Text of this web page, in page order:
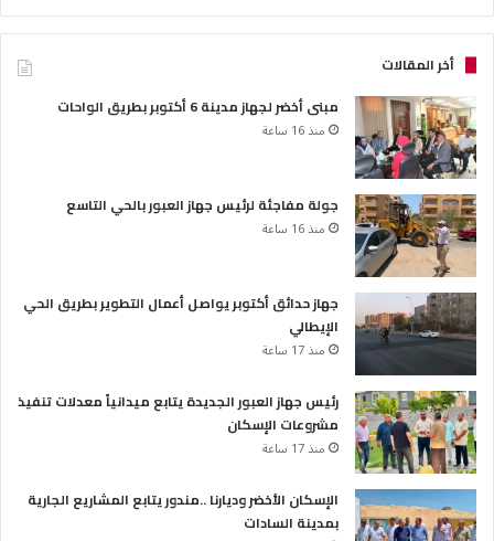
أخر المقالات
مبنى أخضر لجهاز مدينة 6 أكتوبر بطريق الواحات
منذ 16 ساعة
جولة مفاجئة لرئيس جهاز العبور بالحي التاسع
منذ 16 ساعة
جهاز حدائق أكتوبر يواصل أعمال التطوير بطريق الحي
الإيطالي
منذ 17 ساعة
رئيس جهاز العبور الجديدة يتابع ميدانياً معدلات تنفيذ
مشروعات الإسكان
منذ 17 ساعة
الإسكان الأخضر وديارنا ..مندور يتابع المشاريع الجارية
بمدينة السادات